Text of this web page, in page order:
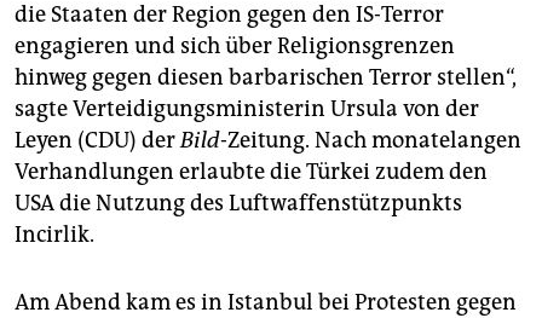
die Staaten der Region gegen den IS-Terror
engagieren und sich über Religionsgrenzen
hinweg gegen diesen barbarischen Terror stellen“,
sagte Verteidigungsministerin Ursula von der
Leyen (CDU) derBild-Zeitung. Nach monatelangen
Verhandlungen erlaubte die Türkei zudem den
USA die Nutzung des Luftwaffenstützpunkts
Incirlik.
Am Abend kam es in Istanbul bei Protesten gegen